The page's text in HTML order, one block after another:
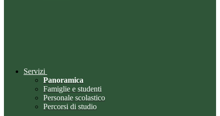
Servizi
Panoramica
Famiglie e studenti
Personale scolastico
Percorsi di studio